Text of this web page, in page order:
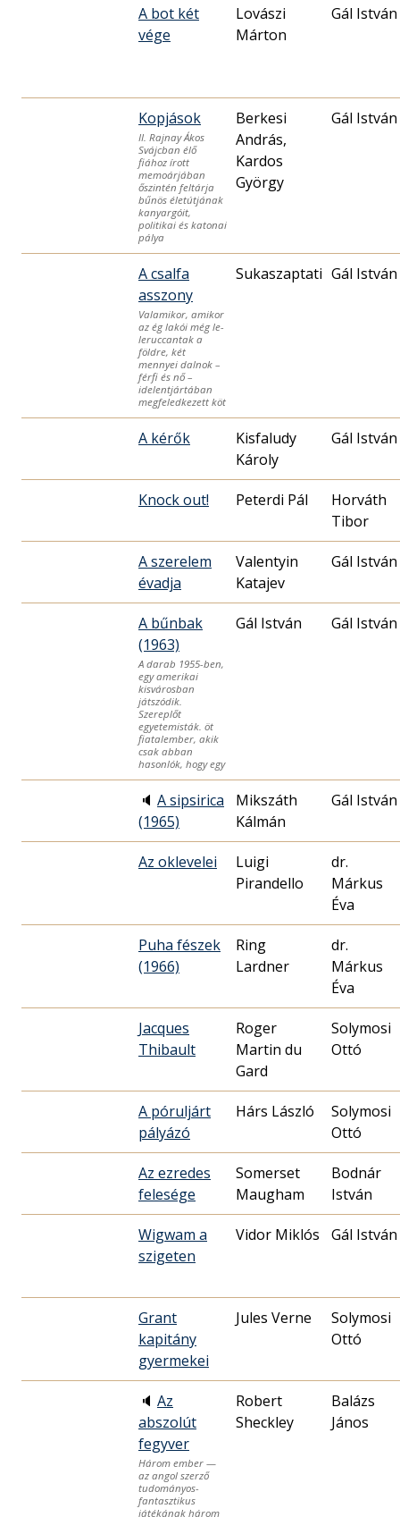
A bot két
vége
Lovászi
Márton
Gál István
Kopjások
II. Rajnay Ákos
Svájcban élő
fiához írott
memoárjában
őszintén feltárja
bűnös életútjának
kanyargóit,
politikai és katonai
pálya
Berkesi
András,
Kardos
György
Gál István
A csalfa
asszony
Valamikor, amikor
az ég lakói még le-
leruccantak a
földre, két
mennyei dalnok –
férfi és nő –
idelentjártában
megfeledkezett köt
Sukaszaptati Gál István
A kérők
Kisfaludy
Károly
Gál István
Knock out! Peterdi Pál
Horváth
A szerelem
évadja
Valentyin
Katajev
Gál István
A bűnbak
(1963)
A darab 1955-ben,
egy amerikai
kisvárosban
játszódik.
Szereplőt
egyetemisták. öt
fiatalember, akik
csak abban
hasonlók, hogy egy
Gál István Gál István
🔈 A sipsirica
(1965)
Mikszáth
Kálmán
Gál István
Az oklevelei
Luigi
Pirandello
dr.
Márkus
Éva
Puha fészek
(1966)
Ring
Lardner
dr.
Márkus
Éva
Jacques
Thibault
Roger
Martin du
Gard
Solymosi
Ottó
A póruljárt
pályázó
Hárs László
Solymosi
Ottó
Az ezredes
felesége
Somerset
Maugham
Bodnár
István
Wigwam a
szigeten
Vidor Miklós Gál István
Grant
kapitány
gyermekei
Jules Verne
Solymosi
Ottó
🔈 Az
abszolút
fegyver
Három ember —
az angol szerző
tudományos-
fantasztikus
játékának három
Robert
Sheckley
Balázs
János